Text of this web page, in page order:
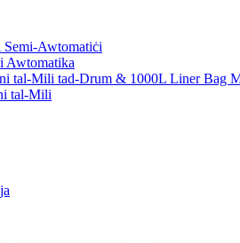
Awtomatiċi
Awtomatika
tal-Mili tad-Drum & 1000L Liner Bag
tal-Mili